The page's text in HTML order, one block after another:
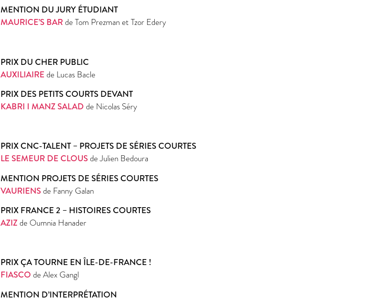
MENTION DU JURY ÉTUDIANT
MAURICE’S BARde Tom Prezman et Tzor Edery
PRIX DU CHER PUBLIC
AUXILIAIRE de Lucas Bacle
PRIX DES PETITS COURTS DEVANT
KABRI I MANZ SALAD de Nicolas Séry
PRIX CNC-TALENT – PROJETS DE SÉRIES COURTES
LE SEMEUR DE CLOUSde Julien Bedoura
MENTION PROJETS DE SÉRIES COURTES
VAURIENSde Fanny Galan
PRIX FRANCE 2 – HISTOIRES COURTES
AZIZde Oumnia Hanader
PRIX ÇA TOURNE EN ÎLE-DE-FRANCE !
FIASCO de Alex Gangl
MENTION D’INTERPRÉTATION